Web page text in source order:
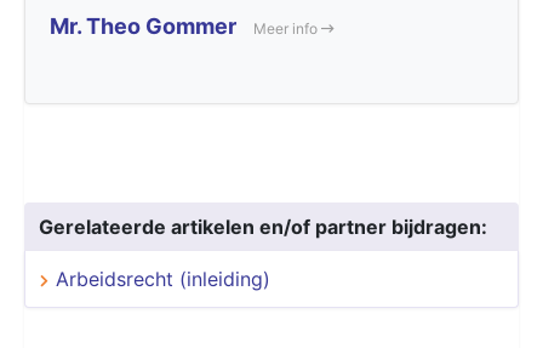
Mr. Theo Gommer Meer info
Gerelateerde artikelen en/of partner bijdragen:
Arbeidsrecht (inleiding)